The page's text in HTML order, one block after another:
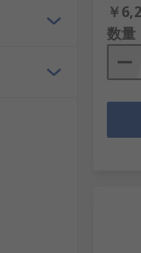
￥
数量